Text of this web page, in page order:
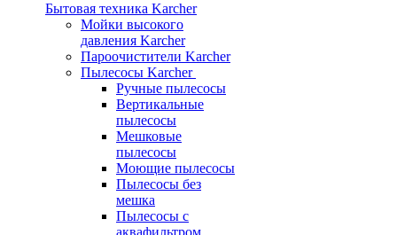
Бытовая техника Karcher
Мойки высокого
давления Karcher
Пароочистители Karcher
Пылесосы Karcher
Ручные пылесосы
Вертикальные
пылесосы
Мешковые
пылесосы
Моющие пылесосы
Пылесосы без
мешка
Пылесосы с
аквафильтром